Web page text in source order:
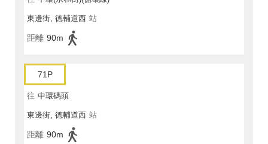
東邊街, 德輔道西 站
距離 90m
71P
往 中環碼頭
東邊街, 德輔道西 站
距離 90m